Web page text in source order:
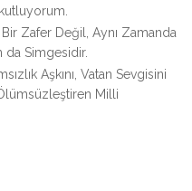
Zafer Değil, Aynı Zamanda
da Simgesidir.
Aşkını, Vatan Sevgisini
Milli